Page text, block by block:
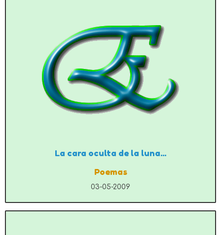
La cara oculta de la luna...
Poemas
03-05-2009